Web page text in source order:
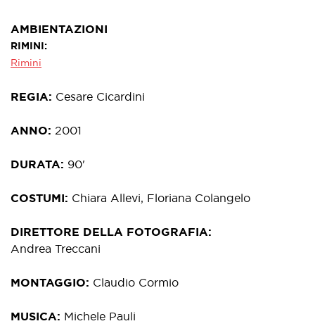
AMBIENTAZIONI
RIMINI
Rimini
REGIA Cesare Cicardini
ANNO 2001
DURATA 90'
COSTUMI Chiara Allevi, Floriana Colangelo
DIRETTORE DELLA FOTOGRAFIA
Andrea Treccani
MONTAGGIO Claudio Cormio
MUSICA Michele Pauli